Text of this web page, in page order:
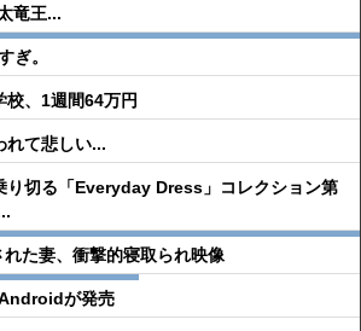
竜王...
ぎ。
校、1週間64万円
れて悲しい...
り切る「Everyday Dress」コレクション第
た妻、衝撃的寝取られ映像
が発売